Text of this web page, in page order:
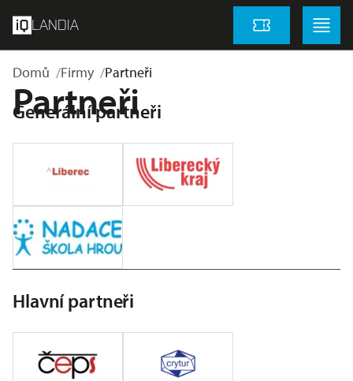
LANDIA Vstupenky
Menu
Domů Firmy Partneři
Partneři
Generální partneři
Hlavní partneři